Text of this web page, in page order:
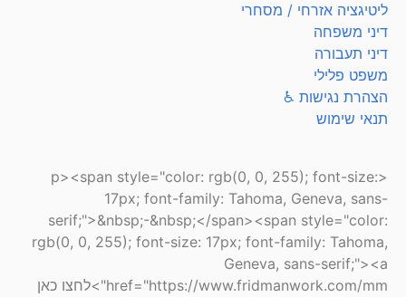
ליטיגציה אזרחי / מסחרי
דיני משפחה
דיני תעבורה
משפט פלילי
הצהרת נגישות ♿
תנאי שימוש
<p><span style="color: rgb(0, 0, 255); font-size:
17px; font-family: Tahoma, Geneva, sans-
serif;">&nbsp;-&nbsp;</span><span style="color:
rgb(0, 0, 255); font-size: 17px; font-family: Tahoma,
Geneva, sans-serif;"><a
href="https://www.fridmanwork.com/mm">לחצו כאן